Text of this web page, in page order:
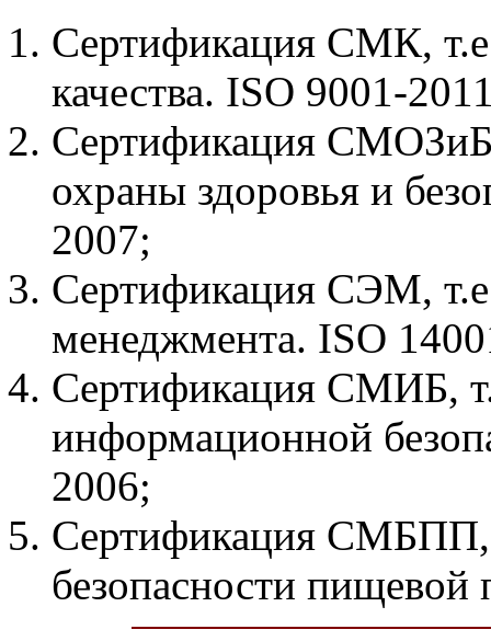
Сертификация СМК,
качества. ISO 9001-
Сертификация
охраны здоровья и
2007;
Сертификация СЭМ,
менеджмента. ISO
Сертификация СМИБ,
информационной
2006;
Сертификация СМБПП,
безопасности